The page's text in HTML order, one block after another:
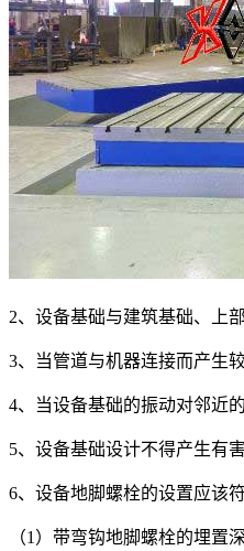
2、设备基础与建筑基础、上
3、当管道与机器连接而产生
4、当设备基础的振动对邻近
5、设备基础设计不得产生有
6、设备地脚螺栓的设置应该
（1）带弯钩地脚螺栓的埋置